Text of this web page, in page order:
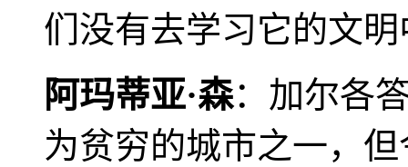
们没有去学习它的文
阿玛蒂亚·森：加尔各
为贫穷的城市之一，